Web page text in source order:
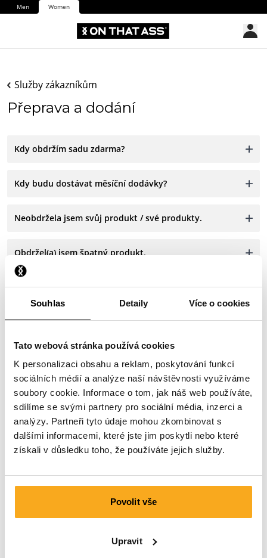
Souhlas Detaily Více o cookies
Tato webová stránka používá cookies
K personalizaci obsahu a reklam, poskytování funkcí
sociálních médií a analýze naší návštěvnosti využíváme
soubory cookie. Informace o tom, jak náš web používáte,
sdílíme se svými partnery pro sociální média, inzerci a
analýzy. Partneři tyto údaje mohou zkombinovat s
dalšími informacemi, které jste jim poskytli nebo které
získali v důsledku toho, že používáte jejich služby.
Povolit vše
Upravit
Men Women
Služby zákazníkům
Přeprava a dodání
Kdy obdržím sadu zdarma?
Kdy budu dostávat měsíční dodávky?
Neobdržela jsem svůj produkt / své produkty.
Obdržel(a) jsem špatný produkt.
Obdržel(a) jsem špatnou velikost.
Prosím kontaktuj nás
Jsme tu pro tebe 24 hodin denně, 7 dní v týdnu! Použij
náš chatbot a získej rychlou odpověď. Klikni na
„Kontaktuj nás“, vyber typ svého předplatné a polož svůj
dotaz. Můžeš nás také kontaktovat prostřednictvím e-
73 303 41 75 (ma–pá, 09:00–12:00).